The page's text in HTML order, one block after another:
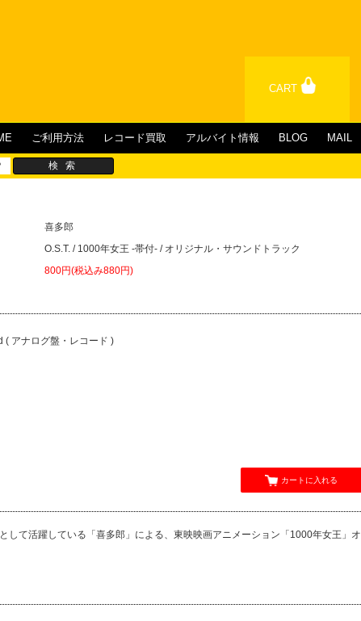
CART
ご利用方法 レコード買取 アルバイト情報 BLOG MAIL
喜多郎
O.S.T. / 1000年女王 -帯付- / オリジナル・サウンドトラック
800円(税込み880円)
( アナログ盤・レコード )
カートに入れる
して活躍している「喜多郎」による、東映映画アニメーション「1000年女王」オ